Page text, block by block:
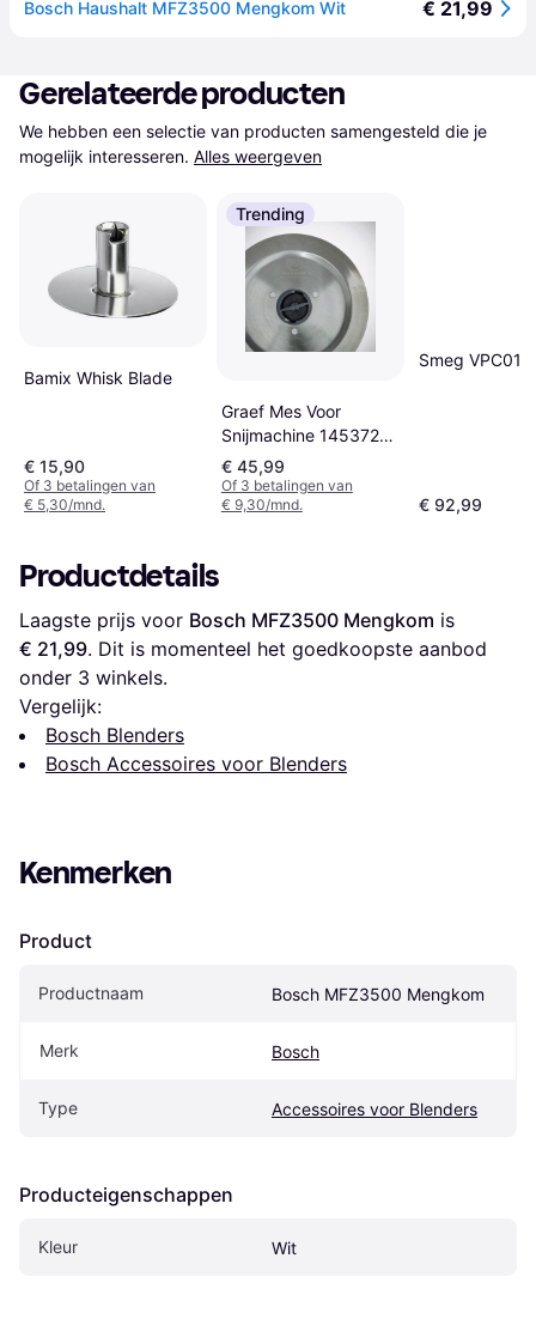
Bosch Haushalt MFZ3500 Mengkom Wit € 21,99
Gerelateerde producten
We hebben een selectie van producten samengesteld die je
mogelijk interesseren. Alles weergeven
Bamix Whisk Blade
€ 15,90
Of 3 betalingen van
€ 5,30/mnd.
Trending
Graef Mes Voor
Snijmachine 145372-
DE
€ 45,99
Of 3 betalingen van
€ 9,30/mnd.
Smeg VPC01
€ 92,99
Productdetails
Laagste prijs voor Bosch MFZ3500 Mengkom
€ 21,99. Dit is momenteel het goedkoopste aanbod
onder 3 winkels.
Vergelijk:
Bosch Blenders
Bosch Accessoires voor Blenders
Kenmerken
Product
Productnaam Bosch MFZ3500 Mengkom
Merk Bosch
Type Accessoires voor Blenders
Producteigenschappen
Kleur Wit